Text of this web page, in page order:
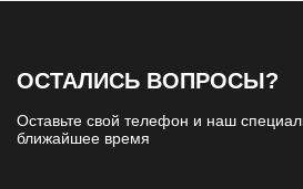
ОСТАЛИСЬ ВОПРОСЫ?
Оставьте свой телефон и наш
ближайшее время